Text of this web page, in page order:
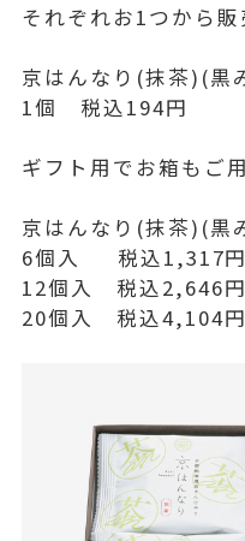
それぞれお1つから
京はんなり(抹茶)(黒
1個 税込194円
ギフト用でお箱もご用
京はんなり(抹茶)(黒
6個入 税込1,317円
12個入 税込2,646円
20個入 税込4,104円